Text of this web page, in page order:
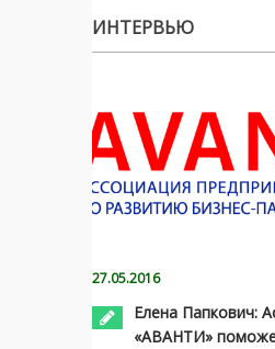
ИНТЕРВЬЮ
27.05.2016
Елена Папкович:
«АВАНТИ»